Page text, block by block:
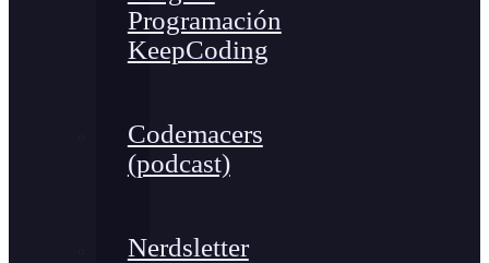
Programación
KeepCoding
Codemacers
(podcast)
Nerdsletter